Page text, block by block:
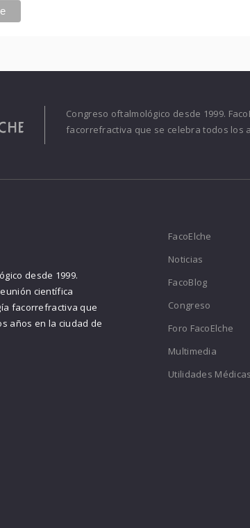
Congreso oftalmológico desde 1999.
facorrefractiva que se celebra todos los
desde 1999.
científica
facorrefractiva que
años en la ciudad de
FacoElche
Noticias
FacoBlog
Congreso
Foro FacoElche
Multimedia
Utilidades Médicas